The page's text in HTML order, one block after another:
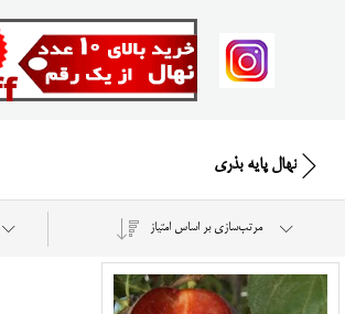
نهال پایه بذری
مرتب‌سازی بر اساس امتیاز